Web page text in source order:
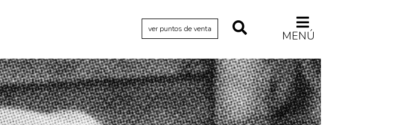
ver puntos de venta MENÚ
Libros usados